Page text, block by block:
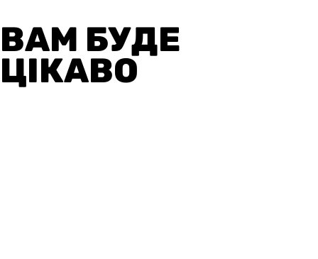
ВАМ БУДЕ
ЦІКАВО